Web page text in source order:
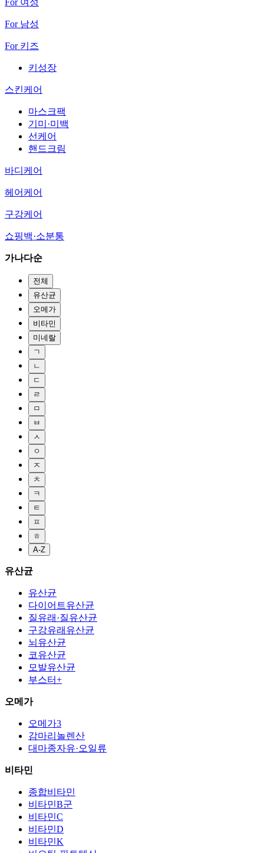
For 남성
For 키즈
키성장
스킨케어
마스크팩
기미·미백
선케어
핸드크림
바디케어
헤어케어
구강케어
쇼핑백·소분통
가나다순
전체
유산균
오메가
비타민
미네랄
ㄱ
ㄴ
ㄷ
ㄹ
ㅁ
ㅂ
ㅅ
ㅇ
ㅈ
ㅊ
ㅋ
ㅌ
ㅍ
ㅎ
A-Z
유산균
유산균
다이어트유산균
질유래·질유산균
구강유래유산균
뇌유산균
코유산균
모발유산균
부스터+
오메가
오메가3
감마리놀렌산
대마종자유·오일류
비타민
종합비타민
비타민B군
비타민C
비타민D
비타민K